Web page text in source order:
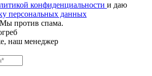
конфиденциальности и даю
персональных данных
против спама.
наш менеджер